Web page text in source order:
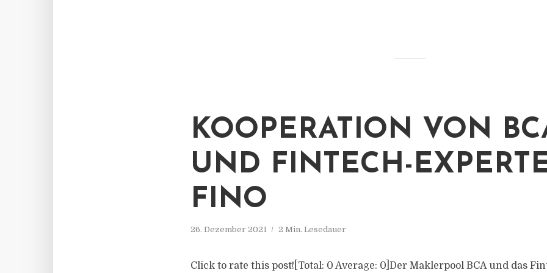
KOOPERATION VON
UND FINTECH-
FINO
26. Dezember 2021 2 Min. Lesedauer
Click to rate this post![Total: 0 Average: 0]Der Maklerpool BCA und das